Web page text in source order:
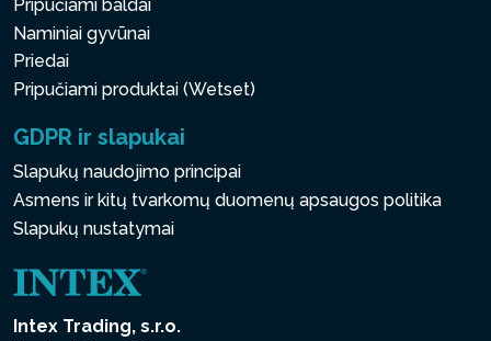
Pripučiami baldai
Naminiai gyvūnai
Priedai
Pripučiami produktai (Wetset)
GDPR ir slapukai
Slapukų naudojimo principai
Asmens ir kitų tvarkomų duomenų apsaugos politika
Slapukų nustatymai
Intex Trading, s.r.o.